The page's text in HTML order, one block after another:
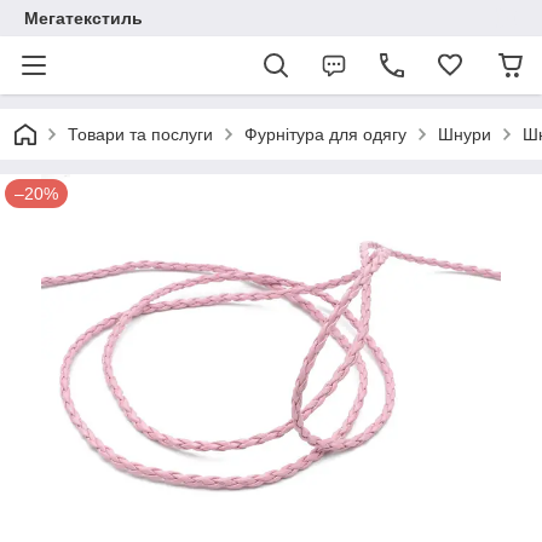
Мегатекстиль
Товари та послуги Фурнітура для одягу Шнури
–20%